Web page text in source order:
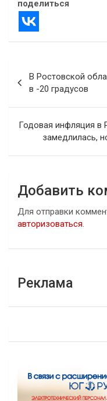
поделиться
по
записям
В Ростовской
в -20 градусов
Годовая инфляция в
замедлилась,
Добавить
Для отправки
авторизоваться.
Реклама